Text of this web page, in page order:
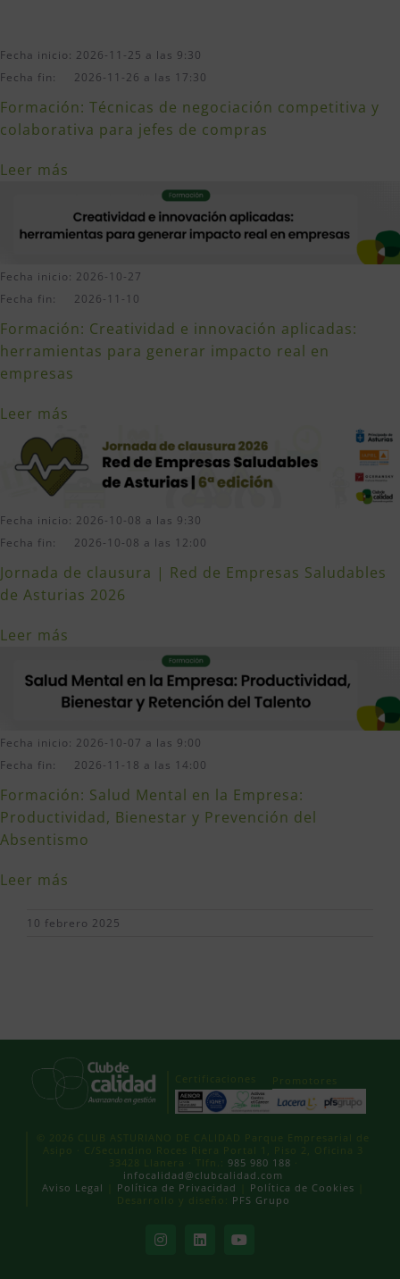
Fecha inicio: 2026-11-25 a las 9:30
Fecha fin: 2026-11-26 a las 17:30
Formación: Técnicas de negociación competitiva y
colaborativa para jefes de compras
Leer más
Fecha inicio: 2026-10-27
Fecha fin: 2026-11-10
Formación: Creatividad e innovación aplicadas:
herramientas para generar impacto real en
empresas
Leer más
Fecha inicio: 2026-10-08 a las 9:30
Fecha fin: 2026-10-08 a las 12:00
Jornada de clausura | Red de Empresas Saludables
de Asturias 2026
Leer más
Fecha inicio: 2026-10-07 a las 9:00
Fecha fin: 2026-11-18 a las 14:00
Formación: Salud Mental en la Empresa:
Productividad, Bienestar y Prevención del
Absentismo
Leer más
10 febrero 2025
Certificaciones Promotores
© 2026 CLUB ASTURIANO DE CALIDAD Parque Empresarial de
Asipo · C/Secundino Roces Riera Portal 1, Piso 2, Oficina 3
33428 Llanera · Tlfn.: 985 980 188
infocalidad@clubcalidad.com
Aviso Legal
Política de Privacidad Política de Cookies
Desarrollo y diseño:
PFS Grupo
InstagramLinkedInYouTube